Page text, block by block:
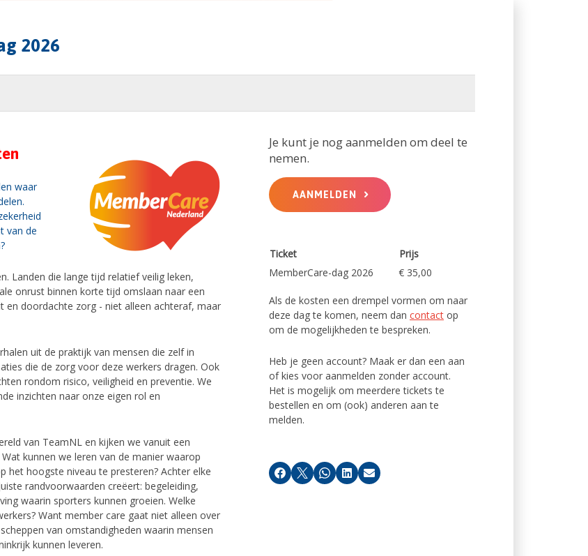
2026
waar
van de
Landen die lange tijd relatief veilig leken,
onrust binnen korte tijd omslaan naar een
doordachte zorg - niet alleen achteraf, maar
uit de praktijk van mensen die zelf in
die de zorg voor deze werkers dragen. Ook
rondom risico, veiligheid en preventie. We
inzichten naar onze eigen rol en
van TeamNL en kijken we vanuit een
kunnen we leren van de manier waarop
hoogste niveau te presteren? Achter elke
randvoorwaarden creëert: begeleiding,
waarin sporters kunnen groeien. Welke
Want member care gaat niet alleen over
van omstandigheden waarin mensen
kunnen leveren.
Je kunt je nog aanmelden om deel te
nemen.
AANMELDEN
Ticket
Prijs
MemberCare-dag 2026
€ 35,00
Als de kosten een drempel vormen om naar
deze dag te komen, neem dan contact op
om de mogelijkheden te bespreken.
Heb je geen account? Maak er dan een aan
of kies voor aanmelden zonder account.
Het is mogelijk om meerdere tickets te
bestellen en om (ook) anderen aan te
melden.
Facebook
X Whatsapp
LinkedInE-mail